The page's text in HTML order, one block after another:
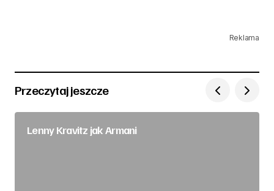
Reklama
Przeczytaj jeszcze
Lenny Kravitz jak Armani